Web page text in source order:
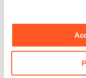
momento. Per